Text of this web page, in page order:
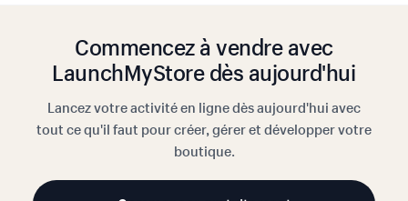
Commencez à vendre avec
LaunchMyStore dès aujourd'hui
Lancez votre activité en ligne dès aujourd'hui avec
tout ce qu'il faut pour créer, gérer et développer votre
boutique.